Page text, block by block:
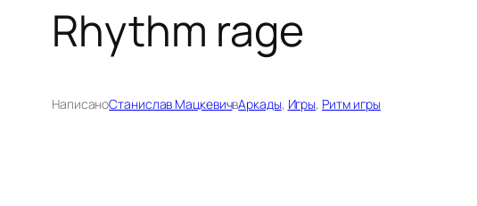
Rhythm rage
НаписаноСтанислав МацкевичвАркады, Игры, Ритм игры